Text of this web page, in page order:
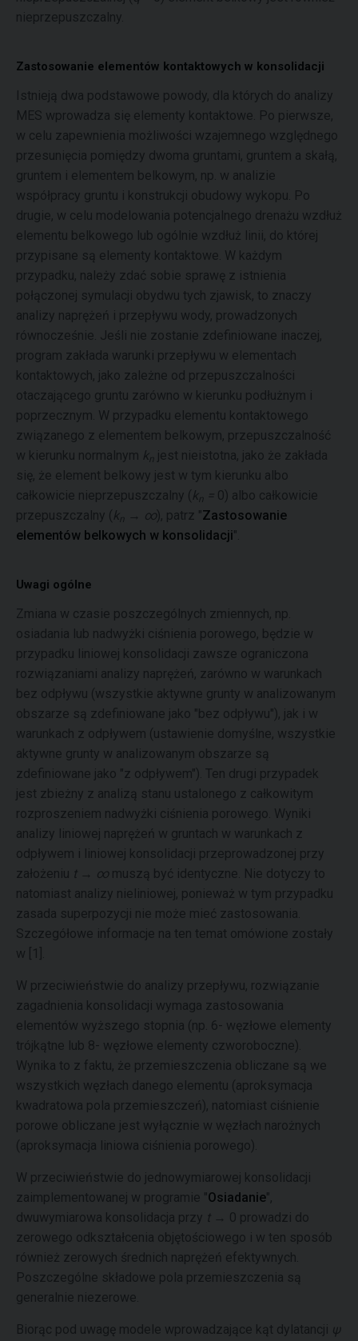
nieprzepuszczalny.
Zastosowanie elementów kontaktowych w konsolidacji
Istnieją dwa podstawowe powody, dla których do analizy
MES wprowadza się elementy kontaktowe. Po pierwsze,
w celu zapewnienia możliwości wzajemnego względnego
przesunięcia pomiędzy dwoma gruntami, gruntem a skałą,
gruntem i elementem belkowym, np. w analizie
współpracy gruntu i konstrukcji obudowy wykopu. Po
drugie, w celu modelowania potencjalnego drenażu wzdłuż
elementu belkowego lub ogólnie wzdłuż linii, do której
przypisane są elementy kontaktowe. W każdym
przypadku, należy zdać sobie sprawę z istnienia
połączonej symulacji obydwu tych zjawisk, to znaczy
analizy naprężeń i przepływu wody, prowadzonych
równocześnie. Jeśli nie zostanie zdefiniowane inaczej,
program zakłada warunki przepływu w elementach
kontaktowych, jako zależne od przepuszczalności
otaczającego gruntu zarówno w kierunku podłużnym i
poprzecznym. W przypadku elementu kontaktowego
związanego z elementem belkowym, przepuszczalność
w kierunku normalnym kn jest nieistotna, jako że zakłada
się, że element belkowy jest w tym kierunku albo
całkowicie nieprzepuszczalny ( kn
0) albo całkowicie
przepuszczalny ( kn → ∞), patrz "Zastosowanie
elementów belkowych w konsolidacji".
Uwagi ogólne
Zmiana w czasie poszczególnych zmiennych, np.
osiadania lub nadwyżki ciśnienia porowego, będzie w
przypadku liniowej konsolidacji zawsze ograniczona
rozwiązaniami analizy naprężeń, zarówno w warunkach
bez odpływu (wszystkie aktywne grunty w analizowanym
obszarze są zdefiniowane jako "bez odpływu"), jak i w
warunkach z odpływem (ustawienie domyślne, wszystkie
aktywne grunty w analizowanym obszarze są
zdefiniowane jako "z odpływem"). Ten drugi przypadek
jest zbieżny z analizą stanu ustalonego z całkowitym
rozproszeniem nadwyżki ciśnienia porowego. Wyniki
analizy liniowej naprężeń w gruntach w warunkach z
odpływem i liniowej konsolidacji przeprowadzonej przy
założeniu t → ∞ muszą być identyczne. Nie dotyczy to
natomiast analizy nieliniowej, ponieważ w tym przypadku
zasada superpozycji nie może mieć zastosowania.
Szczegółowe informacje na ten temat omówione zostały
w [1].
W przeciwieństwie do analizy przepływu, rozwiązanie
zagadnienia konsolidacji wymaga zastosowania
elementów wyższego stopnia (np. 6- węzłowe elementy
trójkątne lub 8- węzłowe elementy czworoboczne).
Wynika to z faktu, że przemieszczenia obliczane są we
wszystkich węzłach danego elementu (aproksymacja
kwadratowa pola przemieszczeń), natomiast ciśnienie
porowe obliczane jest wyłącznie w węzłach narożnych
(aproksymacja liniowa ciśnienia porowego).
W przeciwieństwie do jednowymiarowej konsolidacji
zaimplementowanej w programie "Osiadanie",
dwuwymiarowa konsolidacja przy t → 0 prowadzi do
zerowego odkształcenia objętościowego i w ten sposób
również zerowych średnich naprężeń efektywnych.
Poszczególne składowe pola przemieszczenia są
generalnie niezerowe.
Biorąc pod uwagę modele wprowadzające kąt dylatancji ψ